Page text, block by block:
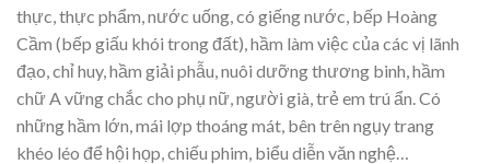
thực, thực phẩm, nước uống, có giếng nước, bếp Hoàng
Cầm (bếp giấu khói trong đất), hầm làm việc của các vị lãnh
đạo, chỉ huy, hầm giải phẫu, nuôi dưỡng thương binh, hầm
chữ A vững chắc cho phụ nữ, người già, trẻ em trú ẩn. Có
những hầm lớn, mái lợp thoáng mát, bên trên ngụy trang
khéo léo để hội họp, chiếu phim, biểu diễn văn nghệ…